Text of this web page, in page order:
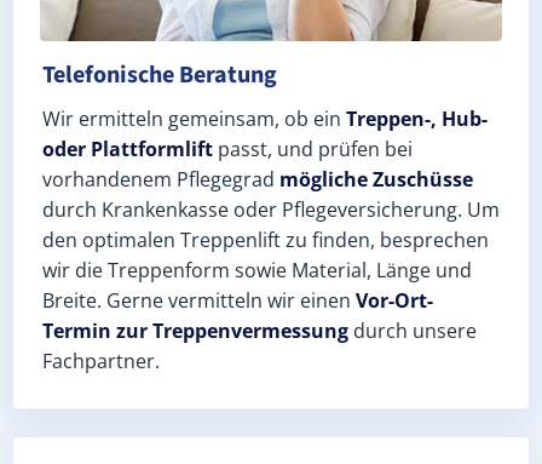
Telefonische Beratung
Wir ermitteln gemeinsam, ob ein Treppen-, Hub-
oder Plattformlift passt, und prüfen bei
vorhandenem Pflegegrad mögliche Zuschüsse
durch Krankenkasse oder Pflegeversicherung. Um
den optimalen Treppenlift zu finden, besprechen
wir die Treppenform sowie Material, Länge und
Breite. Gerne vermitteln wir einen Vor-Ort-
Termin zur Treppenvermessung durch unsere
Fachpartner.